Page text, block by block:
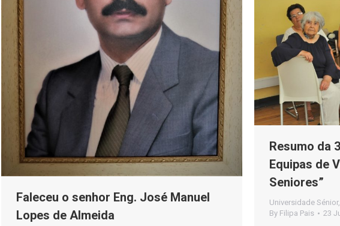
Faleceu o senhor Eng. José Manuel
Lopes de Almeida
Resumo da
Equipas de
Seniores”
Universidade Sénior,
By Filipa Pais 23